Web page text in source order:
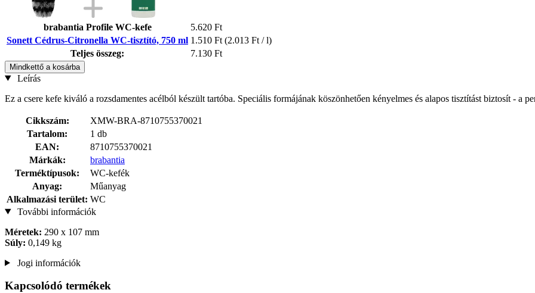
brabantia Profile WC-kefe
5.620 Ft
Sonett Cédrus-Citronella WC-tisztító, 750 ml 1.510 Ft (2.013 Ft / l)
Teljes összeg:
7.130 Ft
Mindkettő a kosárba
Leírás
Ez a csere kefe kiváló a rozsdamentes acélból készült tartóba. Speciális formájának köszönhetően kényelmes és alapos tisztítást biztosít - a
Cikkszám:
XMW-BRA-8710755370021
Tartalom:
1 db
EAN:
8710755370021
Márkák:
brabantia
Terméktípusok:
WC-kefék
Anyag:
Műanyag
Alkalmazási terület: WC
További információk
Méretek: 290 x 107 mm
Súly: 0,149 kg
Jogi információk
Kapcsolódó termékek